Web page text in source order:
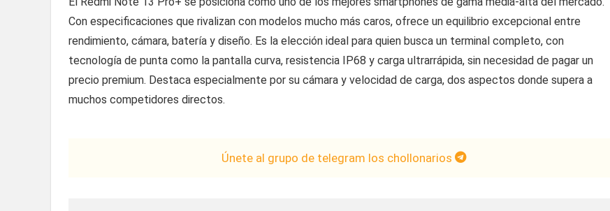
Con especificaciones que rivalizan con modelos mucho más caros, ofrece un equilibrio excepcional entre
rendimiento, cámara, batería y diseño. Es la elección ideal para quien busca un terminal completo, con
tecnología de punta como la pantalla curva, resistencia IP68 y carga ultrarrápida, sin necesidad de pagar un
precio premium. Destaca especialmente por su cámara y velocidad de carga, dos aspectos donde supera a
muchos competidores directos.
Únete al grupo de telegram los chollonarios